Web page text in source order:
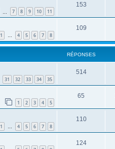
7 8 9 10 11
153
1 … 4 5 6 7 8
109
RÉPONSES
31 32 33 34 35
514
1 2 3 4 5
65
1 … 4 5 6 7 8
110
124